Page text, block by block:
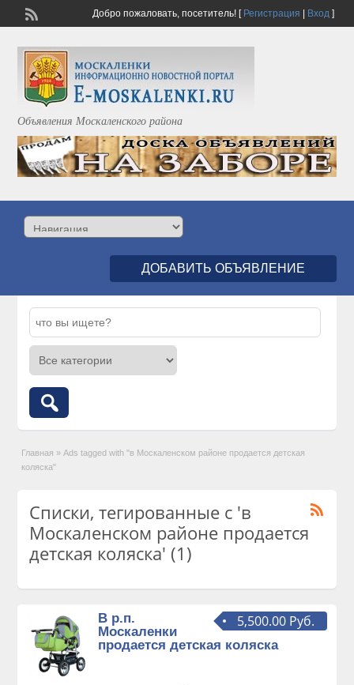
Добро пожаловать, посетитель![ Регистрация Вход]
Объявления Москаленского района
ДОБАВИТЬ ОБЪЯВЛЕНИЕ
Главная » Ads tagged with "в Москаленском районе продается детская
коляска"
Списки, тегированные с 'в
Москаленском районе продается
детская коляска' (1)
5,500.00 Руб.
В р.п.
Москаленки
продается детская коляска